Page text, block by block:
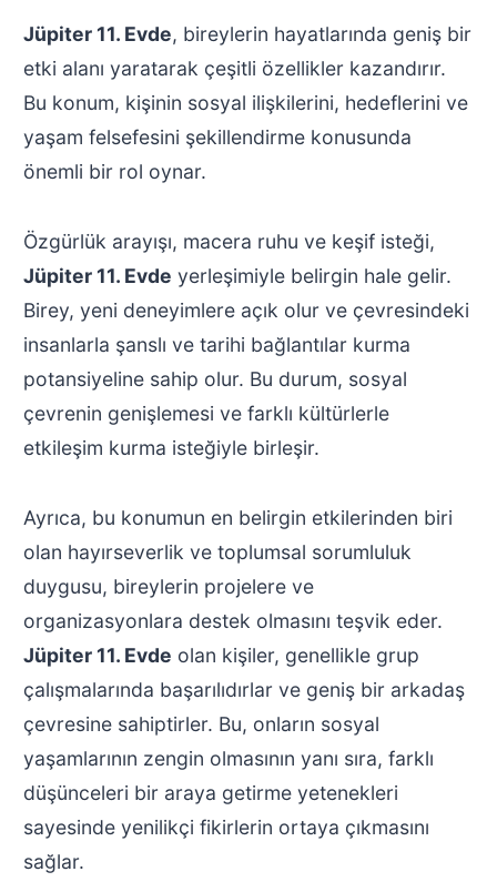
Jüpiter 11. Evde, bireylerin hayatlarında geniş bir
etki alanı yaratarak çeşitli özellikler kazandırır.
Bu konum, kişinin sosyal ilişkilerini, hedeflerini ve
yaşam felsefesini şekillendirme konusunda
önemli bir rol oynar.
Özgürlük arayışı, macera ruhu ve keşif isteği,
Jüpiter 11. Evde yerleşimiyle belirgin hale gelir.
Birey, yeni deneyimlere açık olur ve çevresindeki
insanlarla şanslı ve tarihi bağlantılar kurma
potansiyeline sahip olur. Bu durum, sosyal
çevrenin genişlemesi ve farklı kültürlerle
etkileşim kurma isteğiyle birleşir.
Ayrıca, bu konumun en belirgin etkilerinden biri
olan hayırseverlik ve toplumsal sorumluluk
duygusu, bireylerin projelere ve
organizasyonlara destek olmasını teşvik eder.
Jüpiter 11. Evde olan kişiler, genellikle grup
çalışmalarında başarılıdırlar ve geniş bir arkadaş
çevresine sahiptirler. Bu, onların sosyal
yaşamlarının zengin olmasının yanı sıra, farklı
düşünceleri bir araya getirme yetenekleri
sayesinde yenilikçi fikirlerin ortaya çıkmasını
sağlar.